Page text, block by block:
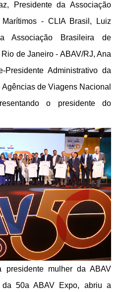
Presidente da Associação
- CLIA Brasil, Luiz
Associação Brasileira de
de Janeiro - ABAV/RJ, Ana
Presidente Administrativo da
de Viagens Nacional
o presidente do
presidente mulher da ABAV
da 50a ABAV Expo, abriu a